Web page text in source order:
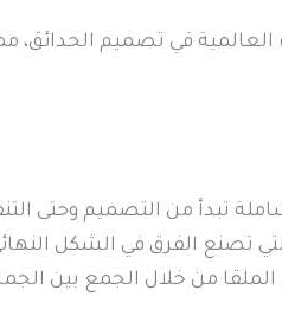
في تصميم الحدائق،
تبدأ من التصميم وحتى
تصنع الفرق في الشكل
من خلال الجمع بين